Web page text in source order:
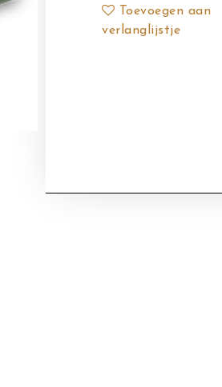
Toevoegen aan
verlanglijstje